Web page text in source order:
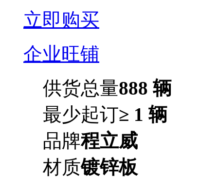
立即购买
企业旺铺
供货总量888 辆
最少起订≥ 1 辆
品牌程立威
材质镀锌板